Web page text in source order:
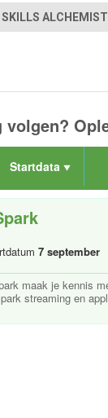
SKILLS ALCHEMIST
volgen?
Startdata
7 september
maak je kennis
streaming en